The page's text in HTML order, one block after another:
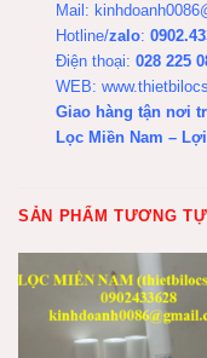
Mail:
Hotline/zalo:
Điện thoại: 028 225
WEB:
Giao hàng tận nơi
Lọc Miền Nam –
SẢN PHẨM TƯƠNG TỰ